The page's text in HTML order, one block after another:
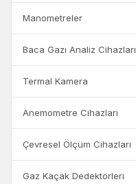
Manometreler
Baca Gazı Analiz Cihazları
Termal Kamera
Anemometre Cihazları
Çevresel Ölçüm Cihazları
Gaz Kaçak Dedektörleri